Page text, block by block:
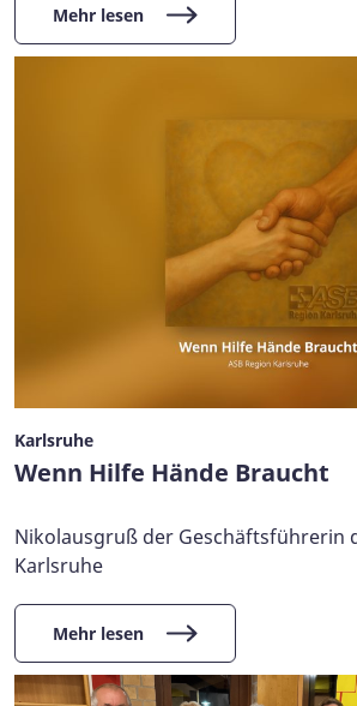
Mehr lesen
Karlsruhe
Wenn Hilfe Hände Braucht
Nikolausgruß der Geschäftsführerin
Karlsruhe
Mehr lesen